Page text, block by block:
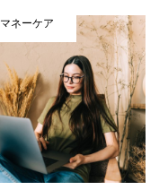
マネーケア